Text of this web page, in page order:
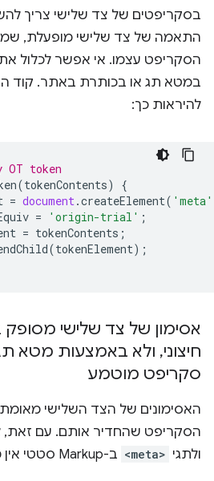
בסקריפטים של צד שלישי צריך
התאמה של צד שלישי מופעלת,
הסקריפט עצמו. אי אפשר לכלול
להיראות כך:
token
(tokenContents)
{
= document.createElement( 'meta'
= 'origin-trial' ;
= tokenContents ;
(tokenElement);
אסימון של צד שלישי
חיצוני, ולא באמצעות מטא
סקריפט מוטמע
האסימונים של הצד השלישי
הסקריפט שהחדיר אותם. עם זאת,
ולתגי <meta> ב-Markup סטטי אין מקור.